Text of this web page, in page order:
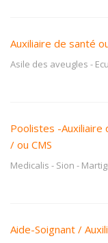
Auxiliaire de santé
Asile des aveugles -
Poolistes -Auxiliaire
/ ou CMS
Medicalis - Sion -
Aide-Soignant /